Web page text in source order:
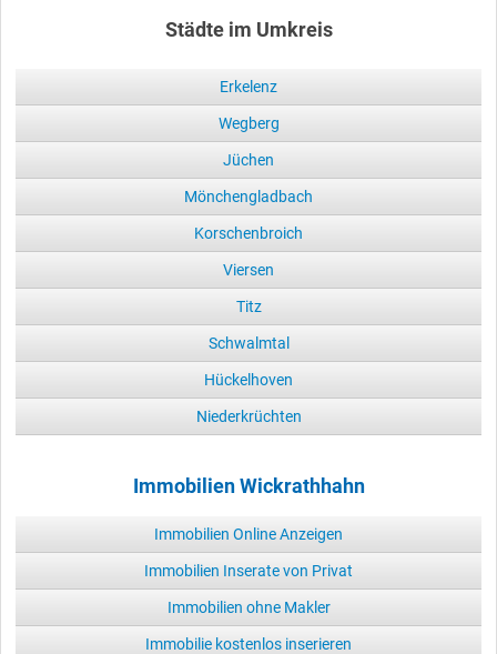
Städte im Umkreis
Erkelenz
Wegberg
Jüchen
Mönchengladbach
Korschenbroich
Viersen
Titz
Schwalmtal
Hückelhoven
Niederkrüchten
Immobilien Wickrathhahn
Immobilien Online Anzeigen
Immobilien Inserate von Privat
Immobilien ohne Makler
Immobilie kostenlos inserieren